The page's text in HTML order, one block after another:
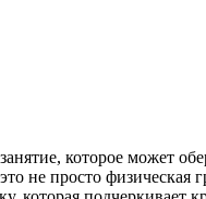
которое может
не просто